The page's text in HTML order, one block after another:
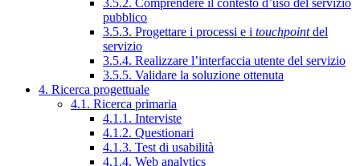
3.5.2. Comprendere il contesto d’uso del servizio
pubblico
3.5.3. Progettare i processi e i touchpointdel
servizio
3.5.4. Realizzare l’interfaccia utente del servizio
3.5.5. Validare la soluzione ottenuta
4. Ricerca progettuale
4.1. Ricerca primaria
4.1.1. Interviste
4.1.2. Questionari
4.1.3. Test di usabilità
4.1.4. Web analytics